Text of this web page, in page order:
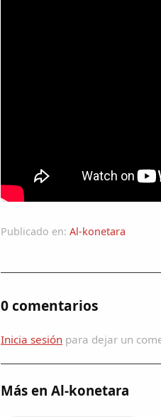
Publicado en: Al-konetara
0 comentarios
Inicia sesión para dejar un
Más en Al-konetara